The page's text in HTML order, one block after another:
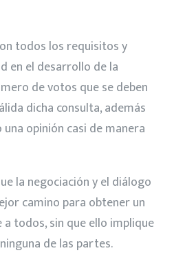
todos los requisitos y
en el desarrollo de la
de votos que se deben
dicha consulta, además
una opinión casi de manera
la negociación y el diálogo
camino para obtener un
todos, sin que ello implique
de las partes.